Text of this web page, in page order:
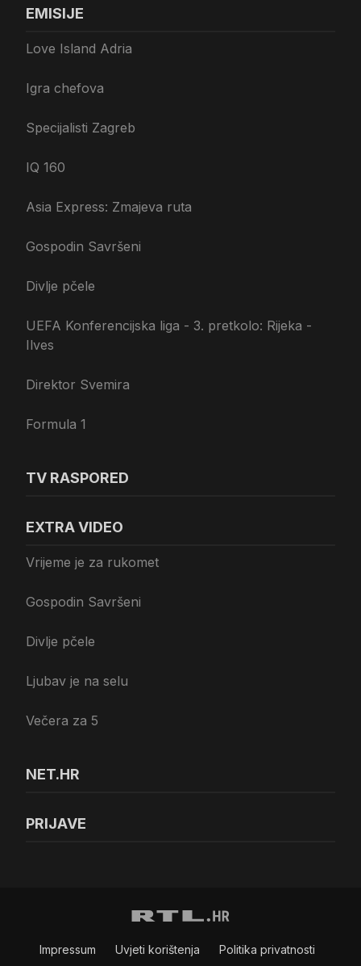
EMISIJE
Love Island Adria
Igra chefova
Specijalisti Zagreb
IQ 160
Asia Express: Zmajeva ruta
Gospodin Savršeni
Divlje pčele
UEFA Konferencijska liga - 3. pretkolo: Rijeka -
Ilves
Direktor Svemira
Formula 1
TV RASPORED
EXTRA VIDEO
Vrijeme je za rukomet
Gospodin Savršeni
Divlje pčele
Ljubav je na selu
Večera za 5
NET.HR
PRIJAVE
Impressum Uvjeti korištenja Politika privatnosti